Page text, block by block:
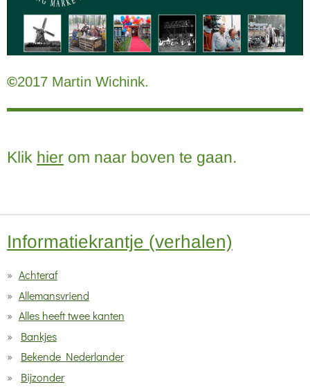
©2017 Martin Wichink.
Klik hier om naar boven te gaan.
Informatiekrantje (verhalen)
Achteraf
Allemansvriend
Alles heeft twee kanten
Bankjes
Bekende Nederlander
Bijzonder